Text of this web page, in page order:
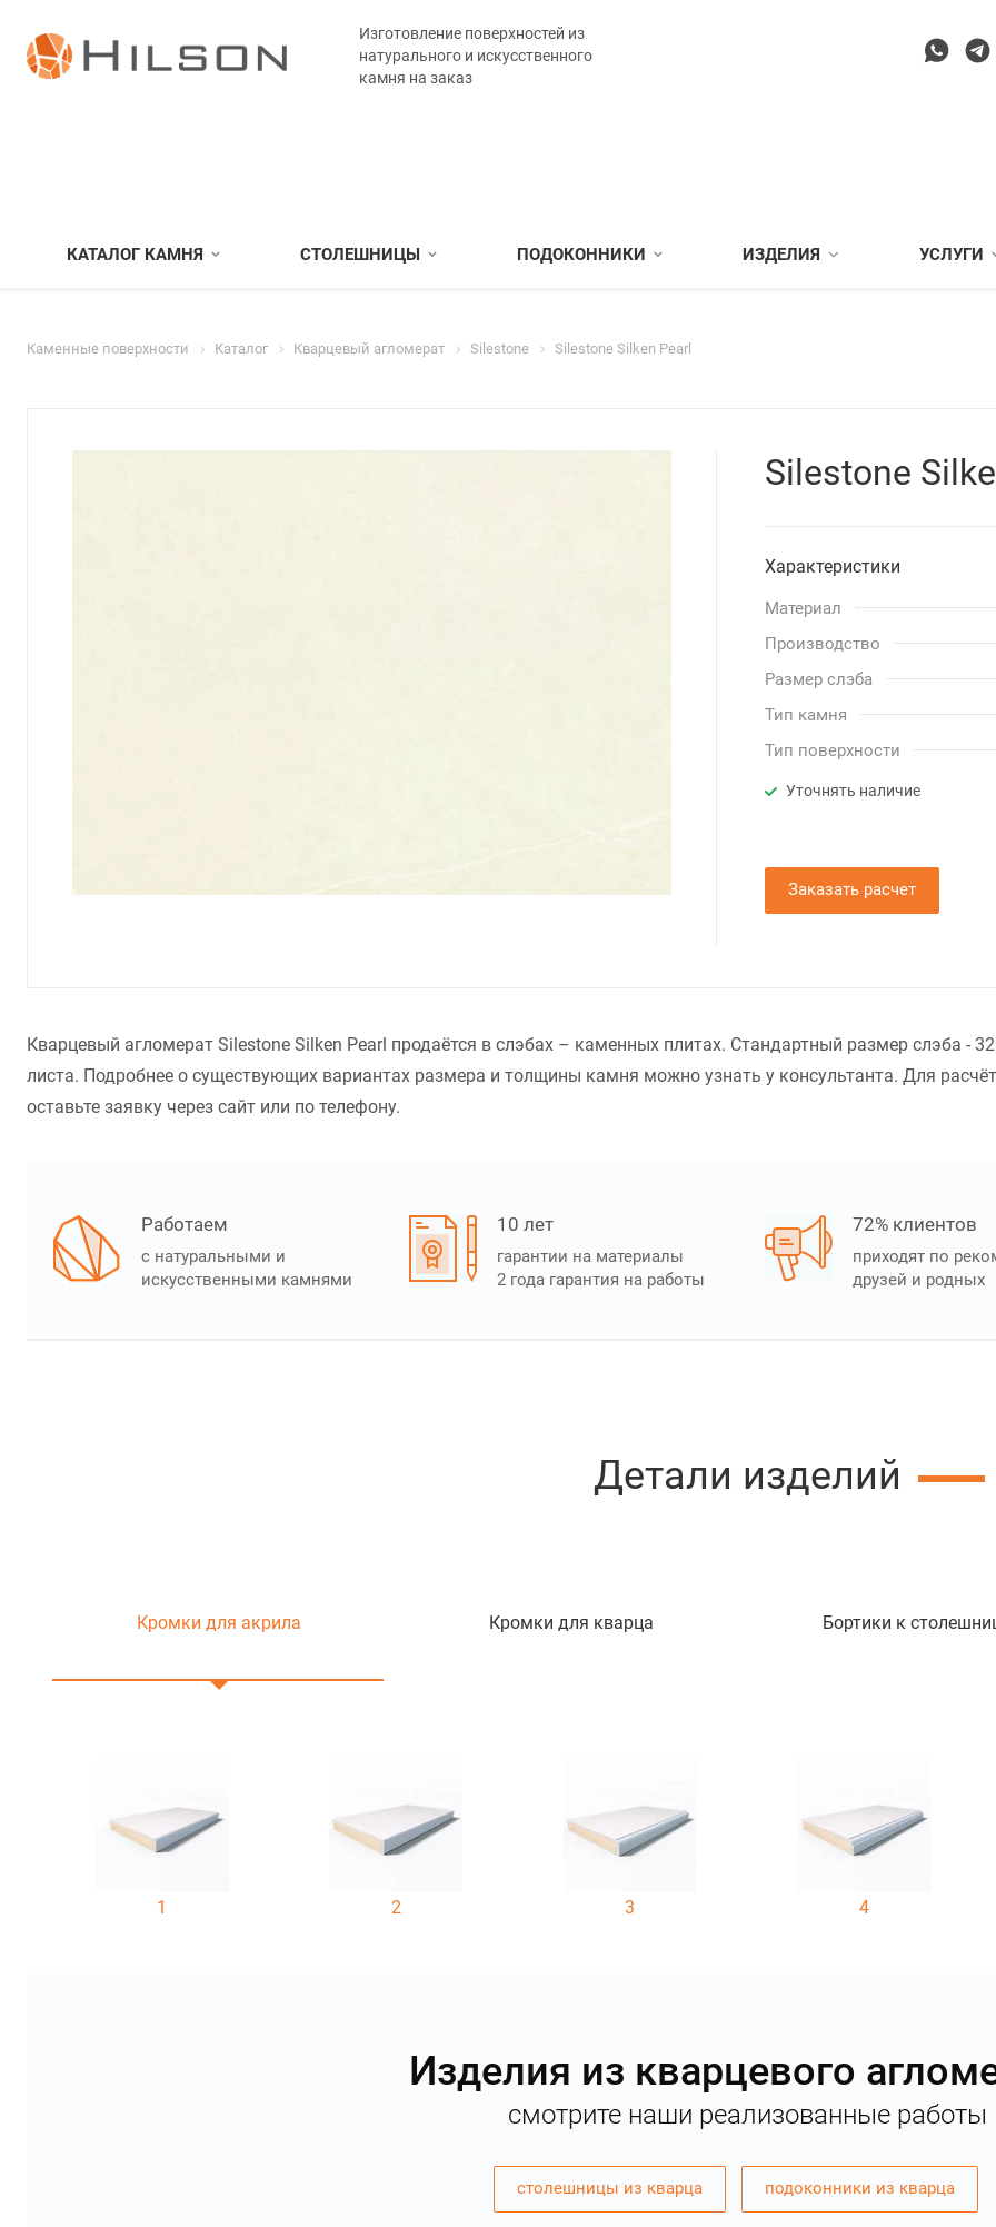
Изготовление поверхностей из
натурального и искусственного
камня на заказ
КАТАЛОГ КАМНЯ СТОЛЕШНИЦЫ ПОДОКОННИКИ ИЗДЕЛИЯ УСЛУГИ
Каменные поверхности Каталог Кварцевый агломерат Silestone Silestone Silken Pearl
Silestone
Характеристики
Материал
Производство
Размер слэба
Тип камня
Тип поверхности
Уточнять наличие
Заказать расчет
Кварцевый агломерат Silestone Silken Pearl продаётся в слэбах – каменных плитах. Стандартный размер слэба -
листа. Подробнее о существующих вариантах размера и толщины камня можно узнать у консультанта. Для
оставьте заявку через сайт или по телефону.
Работаем
с натуральными и
искусственными камнями
10 лет
гарантии на материалы
2 года гарантия на работы
72% клиентов
приходят по
друзей и родных
Детали изделий
Кромки для акрила Кромки для кварца Бортики к
1 2 3 4
Изделия из кварцевого
смотрите наши реализованные работы
столешницы из кварца подоконники из кварца